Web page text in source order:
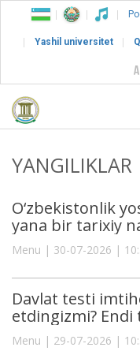
Yashil universitet
YANGILIKLAR
O‘zbekistonlik
yana bir tarixiy
Menu | 30-07-2026 |
Davlat testi
etdingizmi? Endi
Menu | 29-07-2026 |